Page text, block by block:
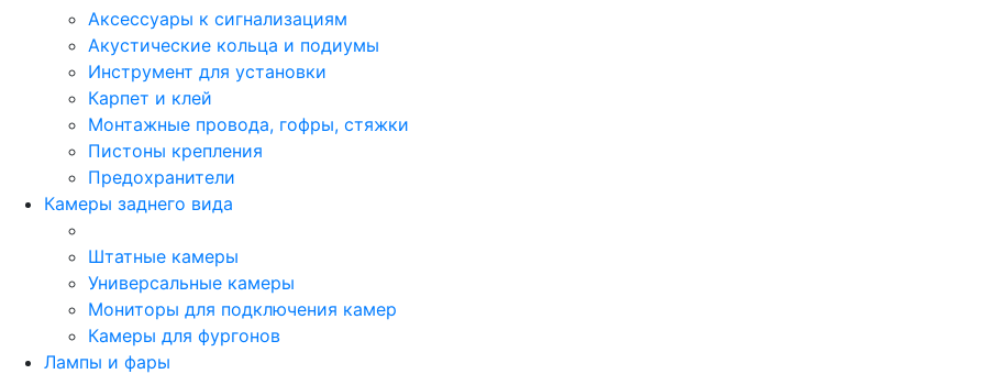
Аксессуары к сигнализациям
Акустические кольца и подиумы
Инструмент для установки
Карпет и клей
Монтажные провода, гофры, стяжки
Пистоны крепления
Предохранители
Камеры заднего вида
Штатные камеры
Универсальные камеры
Мониторы для подключения камер
Камеры для фургонов
Лампы и фары